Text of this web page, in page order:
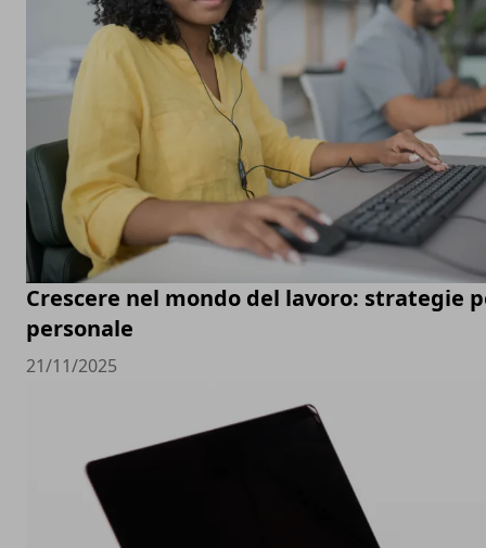
Crescere nel mondo del lavoro: strategie
personale
21/11/2025